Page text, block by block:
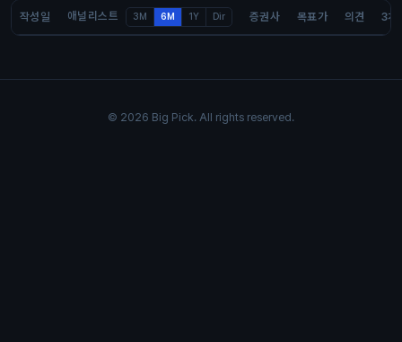
작성일 애널리스트 3M 6M 1Y Dir 증권사 목표가 의견 3개
© 2026 Big Pick. All rights reserved.